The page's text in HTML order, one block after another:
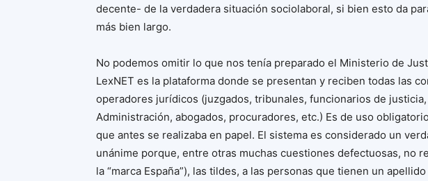
decente- de la verdadera situación sociolaboral, si bien esto da
más bien largo.
No podemos omitir lo que nos tenía preparado el Ministerio de
LexNET es la plataforma donde se presentan y reciben todas las
operadores jurídicos (juzgados, tribunales, funcionarios de
Administración, abogados, procuradores, etc.) Es de uso
que antes se realizaba en papel. El sistema es considerado un
unánime porque, entre otras muchas cuestiones defectuosas, no
la “marca España”), las tildes, a las personas que tienen un